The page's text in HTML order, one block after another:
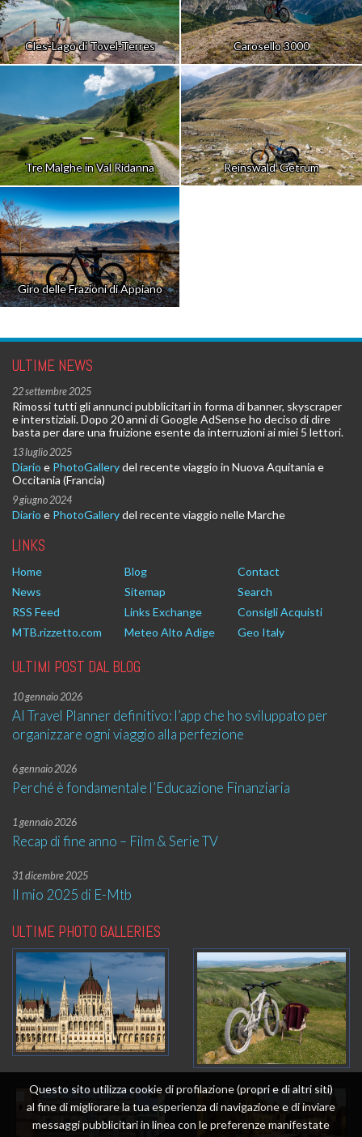
Cles-Lago di Tovel-Terres Carosello 3000
Tre Malghe in Val Ridanna Reinswald-Getrum
Giro delle Frazioni di Appiano
ULTIME NEWS
22 settembre 2025
Rimossi tutti gli annunci pubblicitari in forma di banner, skyscraper
e interstiziali. Dopo 20 anni di Google AdSense ho deciso di dire
basta per dare una fruizione esente da interruzioni ai miei 5 lettori.
13 luglio 2025
Diario e PhotoGallerydel recente viaggio in Nuova Aquitania e
Occitania (Francia)
9 giugno 2024
Diario e PhotoGallerydel recente viaggio nelle Marche
LINKS
Home Blog
Contact
News
Sitemap
Search
RSS Feed
Links Exchange
Consigli Acquisti
MTB.rizzetto.com
Meteo Alto Adige Geo Italy
ULTIMI POST DAL BLOG
10 gennaio 2026
AI Travel Planner definitivo: l’app che ho sviluppato per
organizzare ogni viaggio alla perfezione
6 gennaio 2026
Perché è fondamentale l’Educazione Finanziaria
1 gennaio 2026
Recap di fine anno – Film & Serie TV
31 dicembre 2025
Il mio 2025 di E-Mtb
ULTIME PHOTO GALLERIES
Questo sito utilizza cookie di profilazione (propri e di altri siti)
al fine di migliorare la tua esperienza di navigazione e di inviare
messaggi pubblicitari in linea con le preferenze manifestate